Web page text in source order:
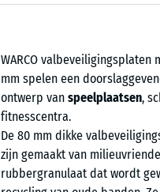
WARCO valbeveiligingsplaten
mm spelen een
ontwerp van speelplaatsen,
fitnesscentra.
De 80 mm dikke
zijn gemaakt van
rubbergranulaat dat wordt